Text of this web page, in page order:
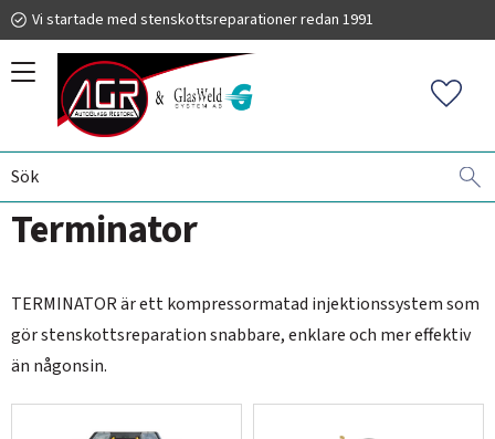
Vi startade med stenskottsreparationer redan 1991
VINDRUTEREPARATIONER
Terminator
TERMINATOR är ett kompressormatad injektionssystem som
gör stenskottsreparation snabbare, enklare och mer effektiv
än någonsin.
019 225 220